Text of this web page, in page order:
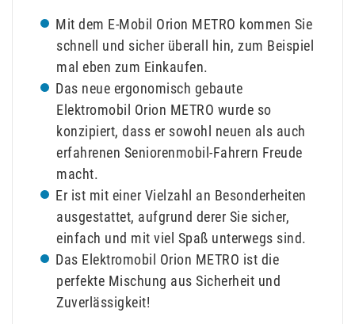
Mit dem E-Mobil Orion METRO kommen Sie
schnell und sicher überall hin, zum Beispiel
mal eben zum Einkaufen.
Das neue ergonomisch gebaute
Elektromobil Orion METRO wurde so
konzipiert, dass er sowohl neuen als auch
erfahrenen Seniorenmobil-Fahrern Freude
macht.
Er ist mit einer Vielzahl an Besonderheiten
ausgestattet, aufgrund derer Sie sicher,
einfach und mit viel Spaß unterwegs sind.
Das Elektromobil Orion METRO ist die
perfekte Mischung aus Sicherheit und
Zuverlässigkeit!